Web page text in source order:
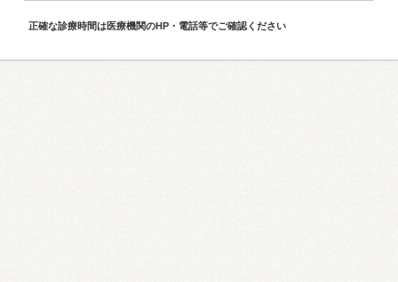
正確な診療時間は医療機関のHP・電話等でご確認ください